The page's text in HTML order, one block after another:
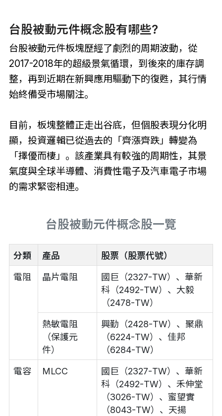
台股被動元件概念股有哪些?
台股被動元件板塊歷經了劇烈的周期波動，從
2017-2018年的超級景氣循環，到後來的庫存調
整，再到近期在新興應用驅動下的復甦，其行情
始終備受市場關注。
目前，板塊整體正走出谷底，但個股表現分化明
顯，投資邏輯已從過去的「齊漲齊跌」轉變為
「擇優而棲」。該產業具有較強的周期性，其景
氣度與全球半導體、消費性電子及汽車電子市場
的需求緊密相連。
台股被動元件概念股一覽
分類 產品 股票（股票代號）
電阻 晶片電阻
國巨（2327-TW）、華新
科（2492-TW）、大毅
（2478-TW）
熱敏電阻
（保護元
件）
興勤（2428-TW）、聚鼎
（6224-TW）、佳邦
（6284-TW）
電容 MLCC
國巨（2327-TW）、華新
科（2492-TW）、禾伸堂
（3026-TW）、蜜望實
（8043-TW）、天揚